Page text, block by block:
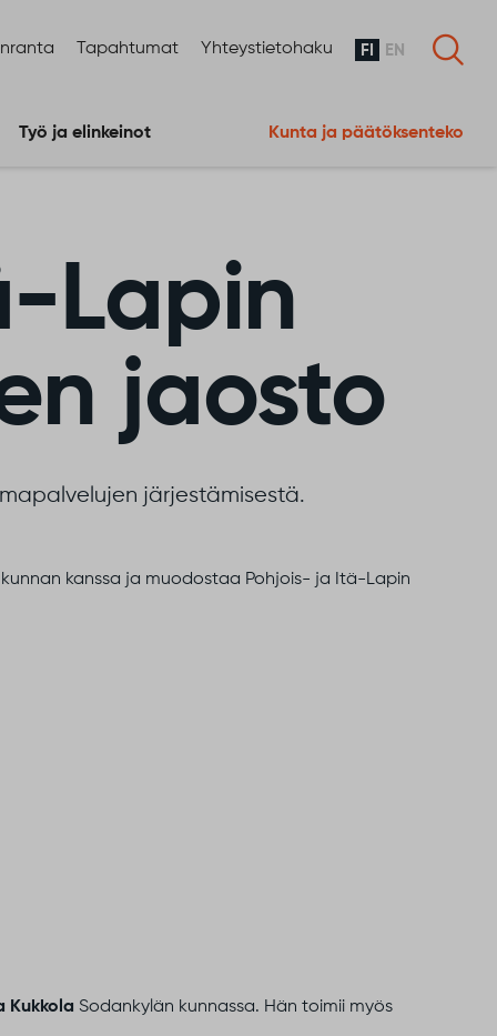
Tapahtumat Yhteystietohaku FI EN
Työ ja elinkeinot Kunta ja päätöksenteko
Lapin
jaosto
järjestämisestä.
kanssa ja muodostaa Pohjois- ja Itä-Lapin
Kukkola Sodankylän kunnassa. Hän toimii myös